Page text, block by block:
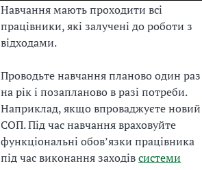
Навчання мають проходити всі
працівники, які залучені до роботи з
відходами.
Проводьте навчання планово один раз
на рік і позапланово в разі потреби.
Наприклад, якщо впроваджуєте новий
СОП. Під час навчання враховуйте
функціональні обовʼязки працівника
під час виконання заходівсистеми